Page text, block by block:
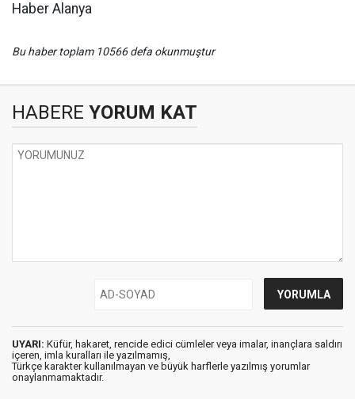
Haber Alanya
Bu haber toplam 10566 defa okunmuştur
HABERE YORUM KAT
UYARI: Küfür, hakaret, rencide edici cümleler veya imalar, inançlara saldırı
içeren, imla kuralları ile yazılmamış,
Türkçe karakter kullanılmayan ve büyük harflerle yazılmış yorumlar
onaylanmamaktadır.